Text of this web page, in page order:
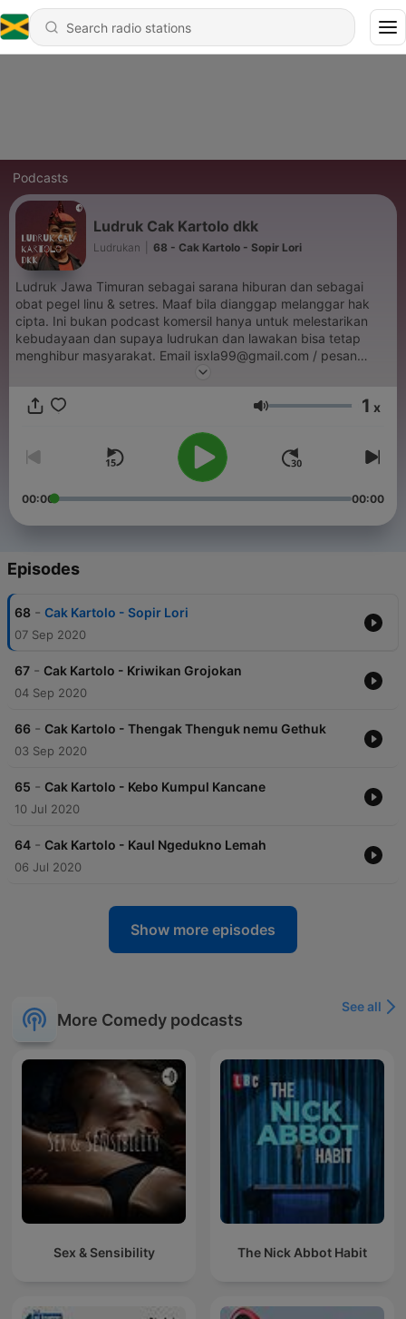
Podcasts
Ludruk Cak Kartolo dkk
Ludrukan 68 - Cak Kartolo - Sopir Lori
Ludruk Jawa Timuran sebagai sarana hiburan dan sebagai
obat pegel linu & setres. Maaf bila dianggap melanggar hak
cipta. Ini bukan podcast komersil hanya untuk melestarikan
kebudayaan dan supaya ludrukan dan lawakan bisa tetap
menghibur masyarakat. Email isxla99@gmail.com / pesan
Volume 1 x
00:00 00:00
Episodes
68 - Cak Kartolo - Sopir Lori
07 Sep 2020
67 - Cak Kartolo - Kriwikan Grojokan
04 Sep 2020
66 - Cak Kartolo - Thengak Thenguk nemu Gethuk
03 Sep 2020
65 - Cak Kartolo - Kebo Kumpul Kancane
10 Jul 2020
64 - Cak Kartolo - Kaul Ngedukno Lemah
06 Jul 2020
Show more episodes
More Comedy podcasts
See all
Sex & Sensibility The Nick Abbot Habit